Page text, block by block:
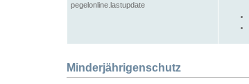
pegelonline.lastupdate
Minderjährigenschutz